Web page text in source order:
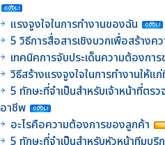
แรงจูงใจในการทำงานของฉัน
5 วิธีการสื่อสารเชิงบวกเพื่อสร้างค
เทคนิคการจับประเด็นความต้องกา
วิธีสร้างแรงจูงใจในการทำงานให้แ
5 ทักษะที่จำเป็นสำหรับเจ้าหน้าที่ต
อาชีพ
อะไรคือความต้องการของลูกค้า
5 ทักษะที่จำเป็นสำหรับหัวหน้าทีมบ